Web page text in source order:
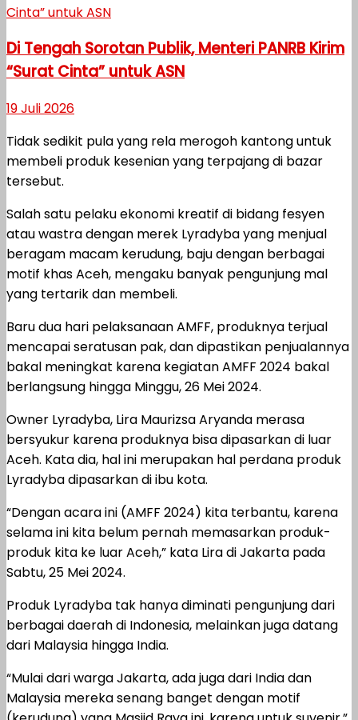
Di Tengah Sorotan Publik, Menteri PANRB Kirim
“Surat Cinta” untuk ASN
19 Juli 2026
Tidak sedikit pula yang rela merogoh kantong untuk
membeli produk kesenian yang terpajang di bazar
tersebut.
Salah satu pelaku ekonomi kreatif di bidang fesyen
atau wastra dengan merek Lyradyba yang menjual
beragam macam kerudung, baju dengan berbagai
motif khas Aceh, mengaku banyak pengunjung mal
yang tertarik dan membeli.
Baru dua hari pelaksanaan AMFF, produknya terjual
mencapai seratusan pak, dan dipastikan penjualannya
bakal meningkat karena kegiatan AMFF 2024 bakal
berlangsung hingga Minggu, 26 Mei 2024.
Owner Lyradyba, Lira Maurizsa Aryanda merasa
bersyukur karena produknya bisa dipasarkan di luar
Aceh. Kata dia, hal ini merupakan hal perdana produk
Lyradyba dipasarkan di ibu kota.
“Dengan acara ini (AMFF 2024) kita terbantu, karena
selama ini kita belum pernah memasarkan produk-
produk kita ke luar Aceh,” kata Lira di Jakarta pada
Sabtu, 25 Mei 2024.
Produk Lyradyba tak hanya diminati pengunjung dari
berbagai daerah di Indonesia, melainkan juga datang
dari Malaysia hingga India.
“Mulai dari warga Jakarta, ada juga dari India dan
Malaysia mereka senang banget dengan motif